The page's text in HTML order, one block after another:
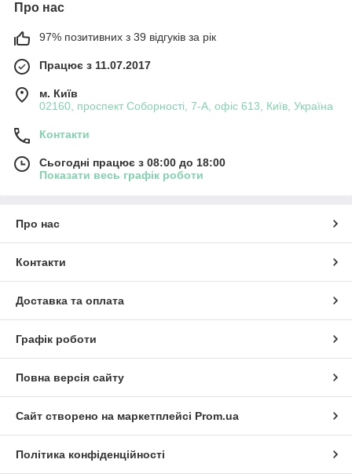
Про нас
97% позитивних з 39 відгуків за рік
Працює з 11.07.2017
м. Київ
02160, проспект Соборності, 7-А, офіс 613, Київ, Україна
Контакти
Сьогодні працює з 08:00 до 18:00
Показати весь графік роботи
Про нас
Контакти
Доставка та оплата
Графік роботи
Повна версія сайту
Сайт створено на маркетплейсі Prom.ua
Політика конфіденційності